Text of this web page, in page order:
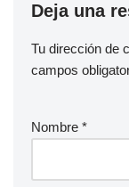
Deja una
Tu dirección de
campos
Nombre *